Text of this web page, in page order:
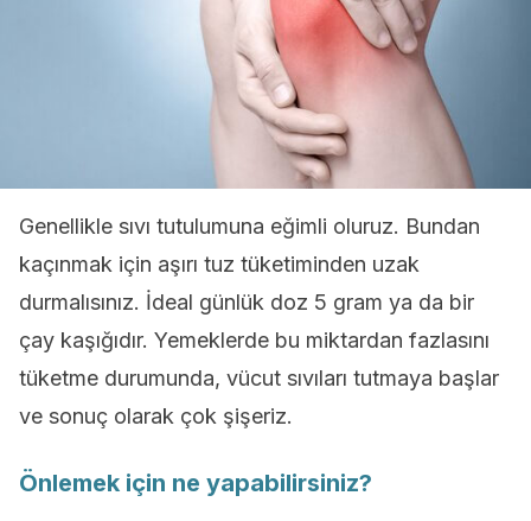
Genellikle sıvı tutulumuna eğimli oluruz. Bundan
kaçınmak için aşırı tuz tüketiminden uzak
durmalısınız. İdeal günlük doz 5 gram ya da bir
çay kaşığıdır. Yemeklerde bu miktardan fazlasını
tüketme durumunda, vücut sıvıları tutmaya başlar
ve sonuç olarak çok şişeriz.
Önlemek için ne yapabilirsiniz?